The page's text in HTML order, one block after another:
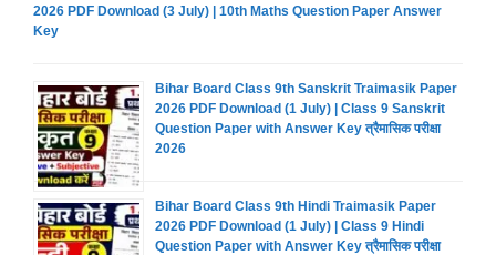
2026 PDF Download (3 July) | 10th Maths Question Paper Answer
Key
Bihar Board Class 9th Sanskrit Traimasik Paper
2026 PDF Download (1 July) | Class 9 Sanskrit
Question Paper with Answer Key त्रैमासिक परीक्षा
2026
Bihar Board Class 9th Hindi Traimasik Paper
2026 PDF Download (1 July) | Class 9 Hindi
Question Paper with Answer Key त्रैमासिक परीक्षा